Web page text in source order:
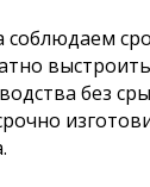
соблюдаем
без